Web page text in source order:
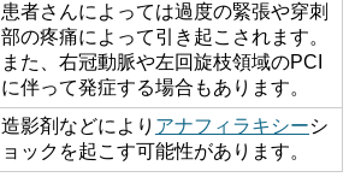
患者さんによっては過度の緊張や穿刺
部の疼痛によって引き起こされます。
また、右冠動脈や左回旋枝領域のPCI
に伴って発症する場合もあります。
造影剤などにより アナフィラキシーシ
ョックを起こす可能性があります。